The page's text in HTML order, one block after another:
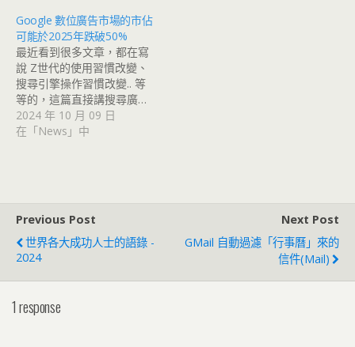
Google 數位廣告市場的市佔
可能於2025年跌破50%
最近看到很多文章，都在寫
說 Z世代的使用習慣改變、
搜尋引擎操作習慣改變.. 等
等的，這篇直接講搜尋廣…
2024 年 10 月 09 日
在「News」中
Previous Post
世界各大成功人士的語錄 -
2024
Next Post
GMail 自動過濾「行事曆」來的
信件(Mail)
1 response